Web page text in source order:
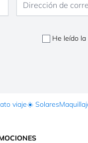
He leído la
viaje☀️ Solares